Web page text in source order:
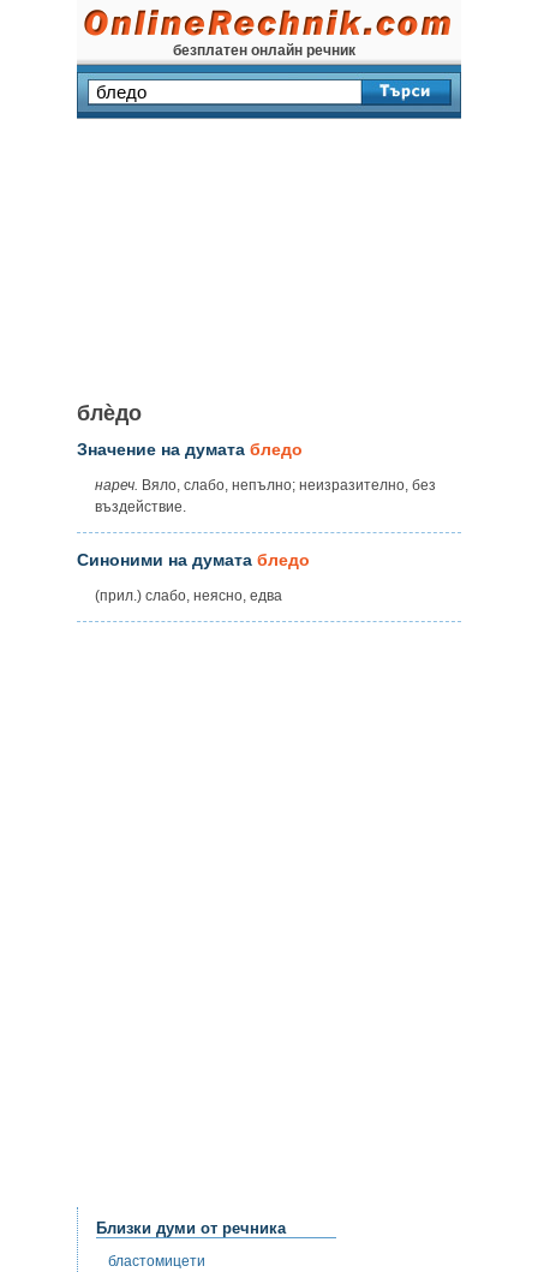
безплатен онлайн речник
блѐдо
Значение на думата бледо
нареч. Вяло, слабо, непълно; неизразително, без
въздействие.
Синоними на думата бледо
(прил.) слабо, неясно, едва
Близки думи от речника
бластомицети